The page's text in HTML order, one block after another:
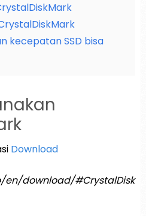
kecepatan SSD bisa
Download
download/#CrystalDisk